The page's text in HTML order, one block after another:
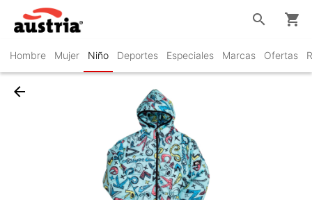
Hombre Mujer Niño Deportes Especiales Marcas Ofertas
search shopping_cart
arrow_back